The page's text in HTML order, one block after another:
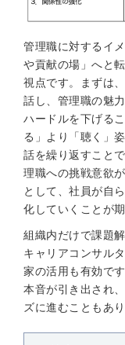
管理職に対するイ
や貢献の場」へと
視点です。まずは
話し、管理職の魅
ハードルを下げる
る」より「聴く」
話を繰り返すこと
理職への挑戦意欲
として、社員が自
化していくことが
組織内だけで課題
キャリアコンサル
家の活用も有効で
本音が引き出され
ズに進むこともあり